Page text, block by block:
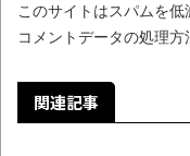
このサイトはスパムを
コメントデータの処理
関連記事